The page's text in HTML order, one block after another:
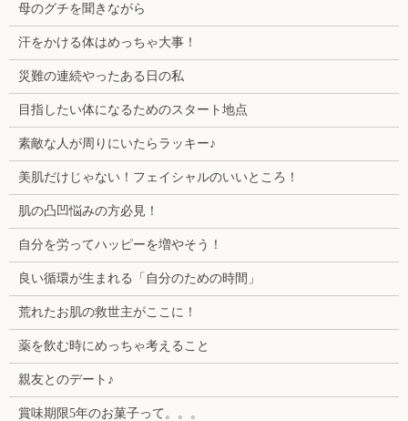
母のグチを聞きながら
汗をかける体はめっちゃ大事！
災難の連続やったある日の私
目指したい体になるためのスタート地点
素敵な人が周りにいたらラッキー♪
美肌だけじゃない！フェイシャルのいいところ！
肌の凸凹悩みの方必見！
自分を労ってハッピーを増やそう！
良い循環が生まれる「自分のための時間」
荒れたお肌の救世主がここに！
薬を飲む時にめっちゃ考えること
親友とのデート♪
賞味期限5年のお菓子って。。。